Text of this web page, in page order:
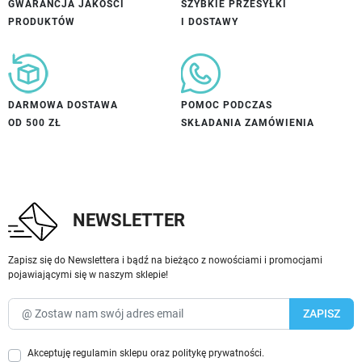
GWARANCJA JAKOŚCI
PRODUKTÓW
SZYBKIE PRZESYŁKI
I DOSTAWY
DARMOWA DOSTAWA
OD 500 ZŁ
POMOC PODCZAS
SKŁADANIA ZAMÓWIENIA
NEWSLETTER
Zapisz się do Newslettera i bądź na bieżąco z nowościami i promocjami
pojawiającymi się w naszym sklepie!
Akceptuję regulamin sklepu oraz politykę prywatności.